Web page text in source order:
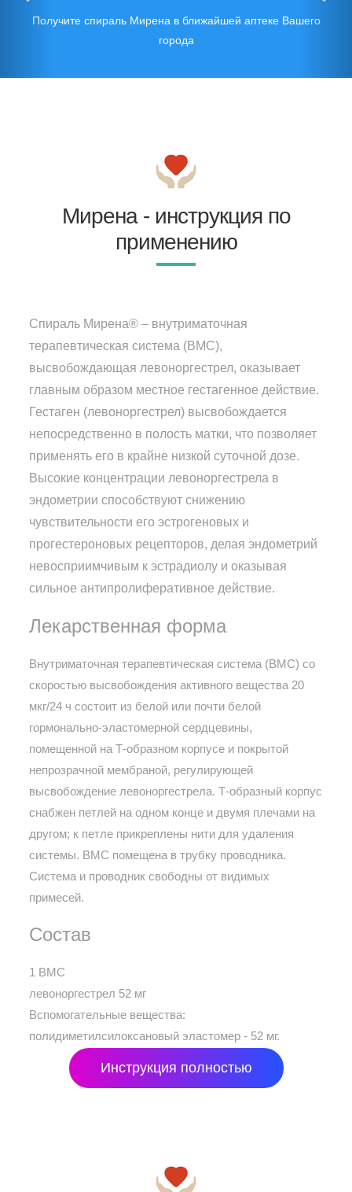
Получите спираль Мирена в ближайшей аптеке Вашего
города
Мирена - инструкция по
применению
Спираль Мирена® – внутриматочная
терапевтическая система (ВМС),
высвобождающая левоноргестрел, оказывает
главным образом местное гестагенное действие.
Гестаген (левоноргестрел) высвобождается
непосредственно в полость матки, что позволяет
применять его в крайне низкой суточной дозе.
Высокие концентрации левоноргестрела в
эндометрии способствуют снижению
чувствительности его эстрогеновых и
прогестероновых рецепторов, делая эндометрий
невосприимчивым к эстрадиолу и оказывая
сильное антипролиферативное действие.
Лекарственная форма
Внутриматочная терапевтическая система (ВМС) со
скоростью высвобождения активного вещества 20
мкг/24 ч состоит из белой или почти белой
гормонально-эластомерной сердцевины,
помещенной на Т-образном корпусе и покрытой
непрозрачной мембраной, регулирующей
высвобождение левоноргестрела. Т-образный корпус
снабжен петлей на одном конце и двумя плечами на
другом; к петле прикреплены нити для удаления
системы. ВМС помещена в трубку проводника.
Система и проводник свободны от видимых
примесей.
Состав
1 ВМС
левоноргестрел 52 мг
Вспомогательные вещества:
полидиметилсилоксановый эластомер - 52 мг.
Инструкция полностью